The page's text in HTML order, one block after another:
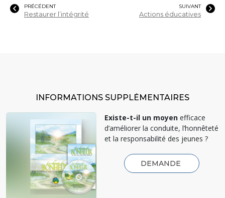
PRÉCÉDENT
Restaurer l’intégrité
SUIVANT
Actions éducatives
INFORMATIONS SUPPLÉMENTAIRES
Existe-t-il un moyen efficace
d’améliorer la conduite, l’honnêteté
et la responsabilité des jeunes ?
DEMANDE